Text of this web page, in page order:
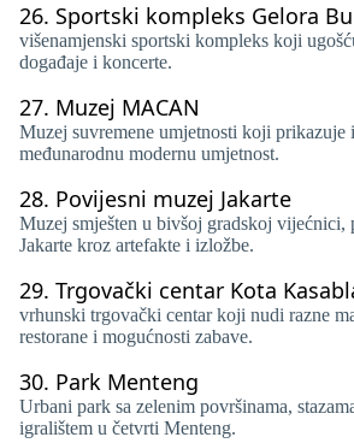
26. Sportski kompleks Gelora
višenamjenski sportski kompleks koji
događaje i koncerte.
27. Muzej MACAN
Muzej suvremene umjetnosti koji prikazuje
međunarodnu modernu umjetnost.
28. Povijesni muzej Jakarte
Muzej smješten u bivšoj gradskoj vijećnici,
Jakarte kroz artefakte i izložbe.
29. Trgovački centar Kota
vrhunski trgovački centar koji nudi razne
restorane i mogućnosti zabave.
30. Park Menteng
Urbani park sa zelenim površinama,
igralištem u četvrti Menteng.